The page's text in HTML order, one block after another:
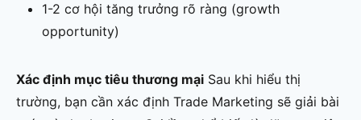
1-2 cơ hội tăng trưởng rõ ràng (growth
opportunity)
Xác định mục tiêu thương mại Sau khi hiểu thị
trường, bạn cần xác định Trade Marketing sẽ giải bài